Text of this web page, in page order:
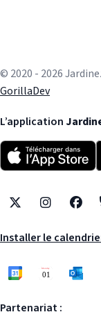
© 2020 - 2026
GorillaDev
L’application
X Instagram
Installer le
Partenariat :